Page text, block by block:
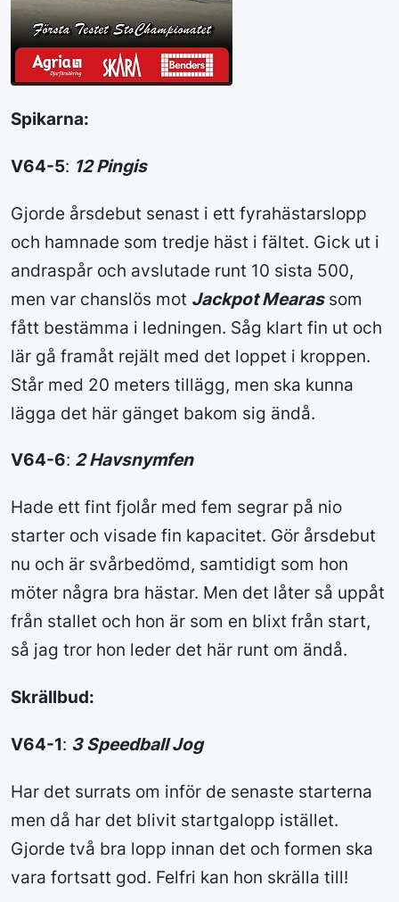
Spikarna:
V64-5: 12 Pingis
Gjorde årsdebut senast i ett fyrahästarslopp
och hamnade som tredje häst i fältet. Gick ut i
andraspår och avslutade runt 10 sista 500,
men var chanslös mot Jackpot Mearassom
fått bestämma i ledningen. Såg klart fin ut och
lär gå framåt rejält med det loppet i kroppen.
Står med 20 meters tillägg, men ska kunna
lägga det här gänget bakom sig ändå.
V64-6: 2 Havsnymfen
Hade ett fint fjolår med fem segrar på nio
starter och visade fin kapacitet. Gör årsdebut
nu och är svårbedömd, samtidigt som hon
möter några bra hästar. Men det låter så uppåt
från stallet och hon är som en blixt från start,
så jag tror hon leder det här runt om ändå.
Skrällbud:
V64-1: 3 Speedball Jog
Har det surrats om inför de senaste starterna
men då har det blivit startgalopp istället.
Gjorde två bra lopp innan det och formen ska
vara fortsatt god. Felfri kan hon skrälla till!